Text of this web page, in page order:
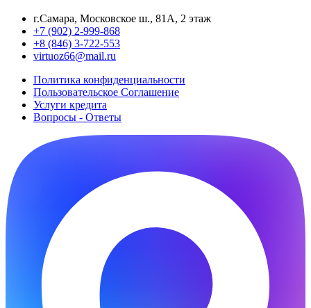
г.Самара, Московское ш., 81А, 2 этаж
+7 (902) 2-999-868
+8 (846) 3-722-553
virtuoz66@mail.ru
Политика конфиденциальности
Пользовательское Cоглашение
Услуги кредита
Вопросы - Ответы